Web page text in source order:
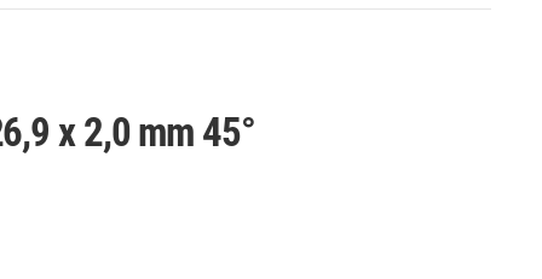
x 2,0 mm 45°